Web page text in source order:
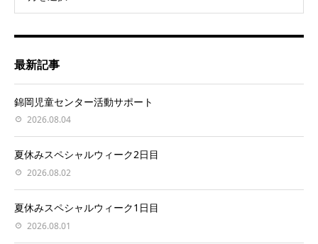
最新記事
錦岡児童センター活動サポート
2026.08.04
夏休みスペシャルウィーク2日目
2026.08.02
夏休みスペシャルウィーク1日目
2026.08.01